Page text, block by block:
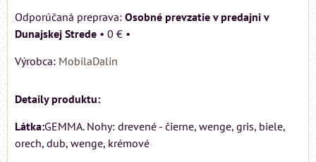
Osobné prevzatie v predajni v
Dunajskej Strede • 0 € •
Výrobca: MobilaDalin
Detaily produktu:
Látka:GEMMA. Nohy: drevené - čierne, wenge, gris, biele,
orech, dub, wenge, krémové